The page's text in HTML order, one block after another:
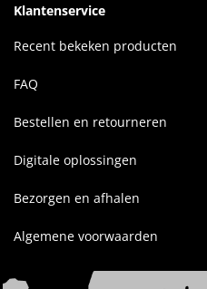
Klantenservice
Recent bekeken producten
FAQ
Bestellen en retourneren
Digitale oplossingen
Bezorgen en afhalen
Algemene voorwaarden